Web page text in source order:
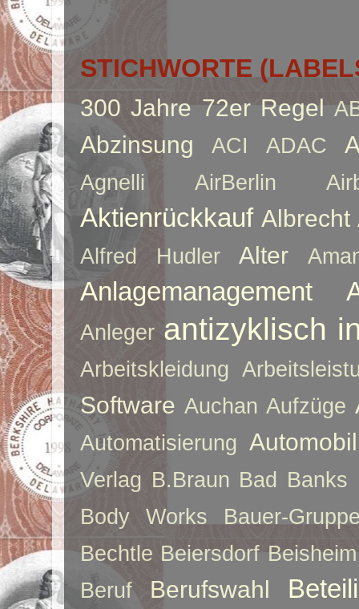
STICHWORTE
300 Jahre 72er Regel
Abzinsung ACI ADAC
Agnelli AirBerlin
Aktienrückkauf Albrecht
Alfred Hudler Alter
Anlagemanagement
Anleger antizyklisch
Arbeitskleidung
Software Auchan Aufzüge
Automatisierung
Verlag B.Braun Bad Banks
Body Works
Bauer-
Bechtle Beiersdorf Beisheim
Beruf
Berufswahl